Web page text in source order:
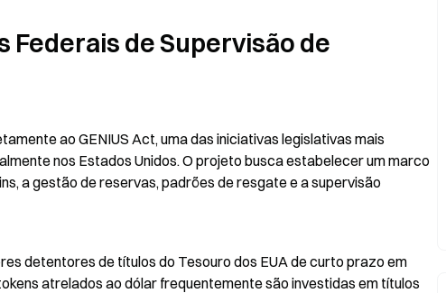
Federais de Supervisão de
ao GENIUS Act, uma das iniciativas legislativas mais
nos Estados Unidos. O projeto busca estabelecer um marco
a gestão de reservas, padrões de resgate e a supervisão
detentores de títulos do Tesouro dos EUA de curto prazo em
atrelados ao dólar frequentemente são investidas em títulos